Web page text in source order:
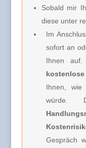
Sobald mir
diese unter
Im
sofort an
Ihnen
Ihnen,
würde.
Gespräch